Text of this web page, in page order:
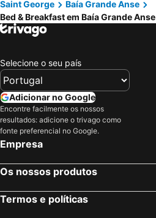
Saint George
Baía Grande Anse
Bed & Breakfast em Baía Grande Anse
Selecione o seu país
Adicionar no Google
Encontre facilmente os nossos
resultados: adicione o trivago como
fonte preferencial no Google.
Empresa
Os nossos produtos
Termos e políticas